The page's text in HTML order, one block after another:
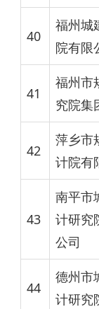
40
福州城
院有限
41
福州市
究院集
42
萍乡市
计院有
43
南平市
计研究
公司
44
德州市
计研究